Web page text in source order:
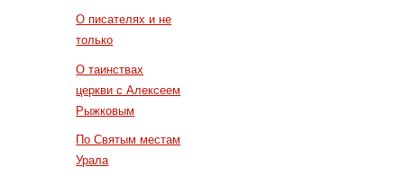
О писателях и не
только
О таинствах
церкви с Алексеем
Рыжковым
По Святым местам
Урала